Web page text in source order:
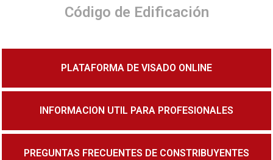
Código de Edificación
PLATAFORMA DE VISADO ONLINE
INFORMACION UTIL PARA PROFESIONALES
PREGUNTAS FRECUENTES DE CONSTRIBUYENTES